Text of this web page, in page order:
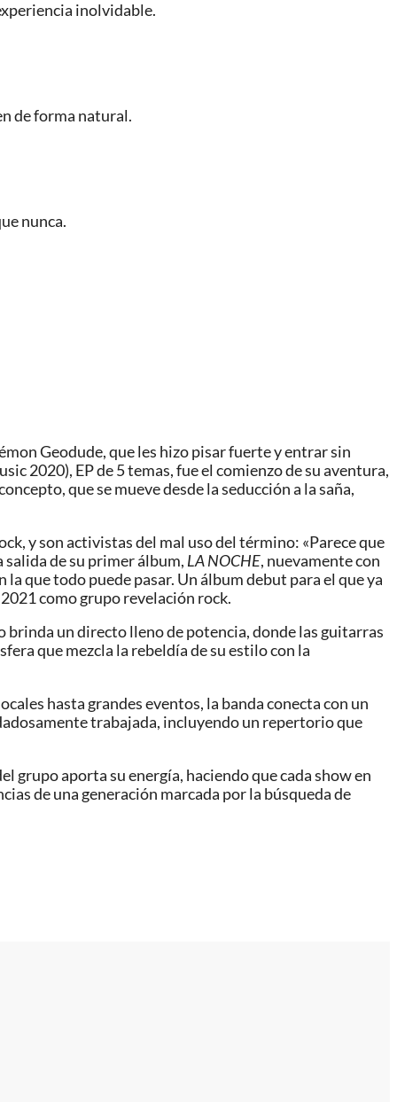
inolvidable.
de forma natural.
nunca.
Geodude, que les hizo pisar fuerte y entrar sin
2020), EP de 5 temas, fue el comienzo de su aventura,
que se mueve desde la seducción a la saña,
y son activistas del mal uso del término: «Parece que
salida de su primer álbum, LA NOCHE, nuevamente con
que todo puede pasar. Un álbum debut para el que ya
como grupo revelación rock.
brinda un directo lleno de potencia, donde las guitarras
que mezcla la rebeldía de su estilo con la
hasta grandes eventos, la banda conecta con un
trabajada, incluyendo un repertorio que
grupo aporta su energía, haciendo que cada show en
de una generación marcada por la búsqueda de